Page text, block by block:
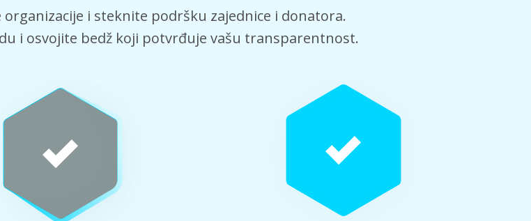
i steknite podršku zajednice i donatora.
i osvojite bedž koji potvrđuje vašu transparentnost.